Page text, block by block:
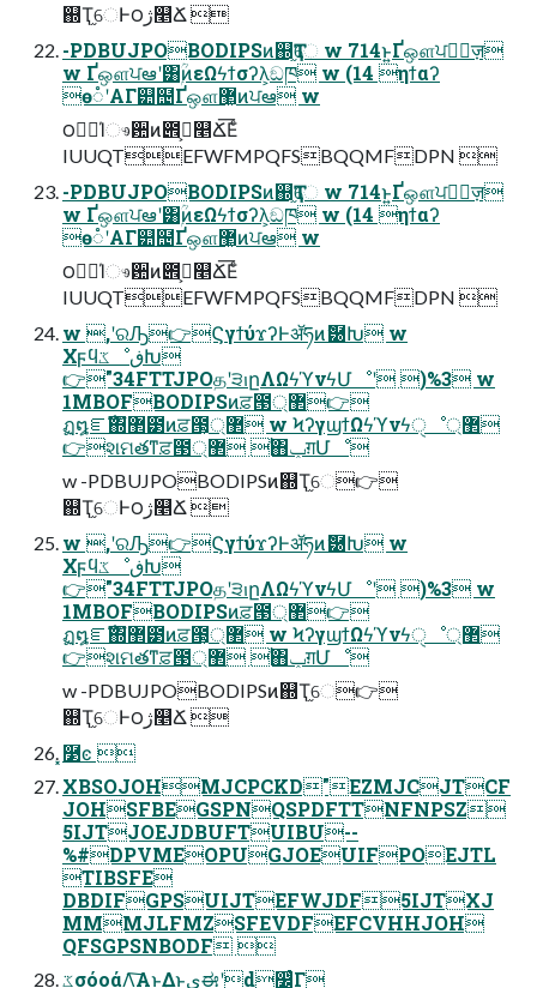
஍Ҭ֦େͰ౦ژ௥Ճ 
-PDBUJPOBODIPSͷ஍Ҭ֦େ w 714ͱ͍͏Ґஔਪఆٕज़
w Ґஔਪఆʹ͸ۭؒͷεΩϟϯσʔλ͕ඞཁ w (14 ηϯαʔ
ө૾ʹΑΓ୺຤Ґஔ޲͖ͷਪఆ w
౦ژؚΊෳ਺ͷ౎ࢢ͕௥Ճ͞Εͨ
IUUQTEFWFMPQFSBQQMFDPN 
-PDBUJPOBODIPSͷ஍Ҭ֦େ w 714ͱ͍͏Ґஔਪఆٕज़
w Ґஔਪఆʹ͸ۭؒͷεΩϟϯσʔλ͕ඞཁ w (14 ηϯαʔ
ө૾ʹΑΓ୺຤Ґஔ޲͖ͷਪఆ w
౦ژؚΊෳ਺ͷ౎ࢢ͕௥Ճ͞Εͨ
IUUQTEFWFMPQFSBQQMFDPN 
w ,ʹରԠ👉ϚγϯύϫʔͰॲཧͷޮ཰Խ w
ΧϝϥػೳڧԽ
👉"34FTTJPOதʹ੩ࢭըΛΩϟϓνϟՄೳʹ )%3 w
1MBOFBODIPSͷਫ਼౓޲্👉
ฏ໘ೝࣝ΍ํ޲౳ͷਫ਼౓͕޲্ w ϞʔγϣϯΩϟϓνϟੑೳ޲্
👉શମతͳਫ਼౓޲্ ࣖ΋ݕग़Մೳ
w -PDBUJPOBODIPSͷ஍Ҭ֦େ👉
஍Ҭ֦େͰ౦ژ௥Ճ 
w ,ʹରԠ👉ϚγϯύϫʔͰॲཧͷޮ཰Խ w
ΧϝϥػೳڧԽ
👉"34FTTJPOதʹ੩ࢭըΛΩϟϓνϟՄೳʹ )%3 w
1MBOFBODIPSͷਫ਼౓޲্👉
ฏ໘ೝࣝ΍ํ޲౳ͷਫ਼౓͕޲্ w ϞʔγϣϯΩϟϓνϟੑೳ޲্
👉શମతͳਫ਼౓޲্ ࣖ΋ݕग़Մೳ
w -PDBUJPOBODIPSͷ஍Ҭ֦େ👉
஍Ҭ֦େͰ౦ژ௥Ճ 
͓࿳ͼ 
XBSOJOHMJCPCKD"EZMJCJTCF
JOHSFBEGSPNQSPDFTTNFNPSZ
5IJTJOEJDBUFTUIBU--
%#DPVMEOPUGJOEUIFPOEJTL
TIBSFE
DBDIFGPSUIJTEFWJDF5IJTXJ
MMMJLFMZSFEVDFEFCVHHJOH
QFSGPSNBODF 